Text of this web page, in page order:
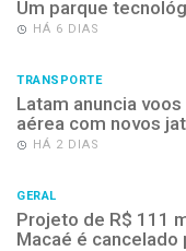
Um parque
HÁ 6 DIAS
TRANSPORTE
Latam anuncia
aérea com novos
HÁ 2 DIAS
GERAL
Projeto de R$ 111
Macaé é cancelado